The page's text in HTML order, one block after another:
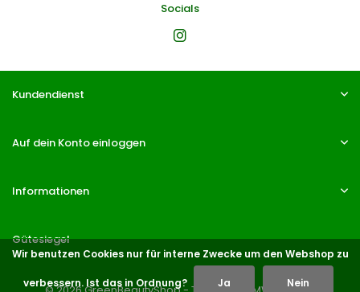
Socials
Kundendienst
Auf dein Konto einloggen
Informationen
Gütesiegel
Wir benutzen Cookies nur für interne Zwecke um den Webshop zu
verbessern. Ist das in Ordnung? Ja Nein